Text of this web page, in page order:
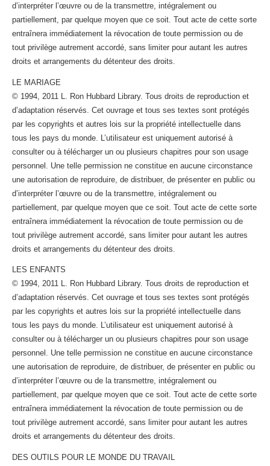
d’interpréter l’œuvre ou de la transmettre, intégralement ou
partiellement, par quelque moyen que ce soit. Tout acte de cette sorte
entraînera immédiatement la révocation de toute permission ou de
tout privilège autrement accordé, sans limiter pour autant les autres
droits et arrangements du détenteur des droits.
LE MARIAGE
© 1994, 2011 L. Ron Hubbard Library. Tous droits de reproduction et
d’adaptation réservés. Cet ouvrage et tous ses textes sont protégés
par les copyrights et autres lois sur la propriété intellectuelle dans
tous les pays du monde. L’utilisateur est uniquement autorisé à
consulter ou à télécharger un ou plusieurs chapitres pour son usage
personnel. Une telle permission ne constitue en aucune circonstance
une autorisation de reproduire, de distribuer, de présenter en public ou
d’interpréter l’œuvre ou de la transmettre, intégralement ou
partiellement, par quelque moyen que ce soit. Tout acte de cette sorte
entraînera immédiatement la révocation de toute permission ou de
tout privilège autrement accordé, sans limiter pour autant les autres
droits et arrangements du détenteur des droits.
LES ENFANTS
© 1994, 2011 L. Ron Hubbard Library. Tous droits de reproduction et
d’adaptation réservés. Cet ouvrage et tous ses textes sont protégés
par les copyrights et autres lois sur la propriété intellectuelle dans
tous les pays du monde. L’utilisateur est uniquement autorisé à
consulter ou à télécharger un ou plusieurs chapitres pour son usage
personnel. Une telle permission ne constitue en aucune circonstance
une autorisation de reproduire, de distribuer, de présenter en public ou
d’interpréter l’œuvre ou de la transmettre, intégralement ou
partiellement, par quelque moyen que ce soit. Tout acte de cette sorte
entraînera immédiatement la révocation de toute permission ou de
tout privilège autrement accordé, sans limiter pour autant les autres
droits et arrangements du détenteur des droits.
DES OUTILS POUR LE MONDE DU TRAVAIL